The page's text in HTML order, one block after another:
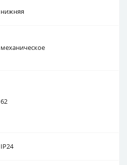
нижняя
механическое
62
IP24